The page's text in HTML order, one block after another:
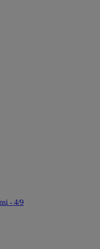
- 4/9